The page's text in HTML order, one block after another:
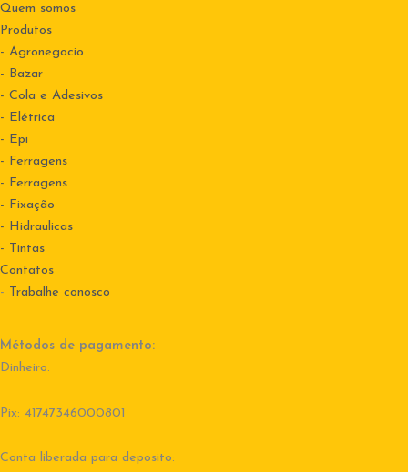
Quem somos
Produtos
- Agronegocio
- Bazar
- Cola e Adesivos
- Elétrica
- Epi
- Ferragens
- Ferragens
- Fixação
- Hidraulicas
- Tintas
Contatos
- Trabalhe conosco
Métodos de pagamento:
Dinheiro.
Pix: 41747346000801
Conta liberada para deposito: